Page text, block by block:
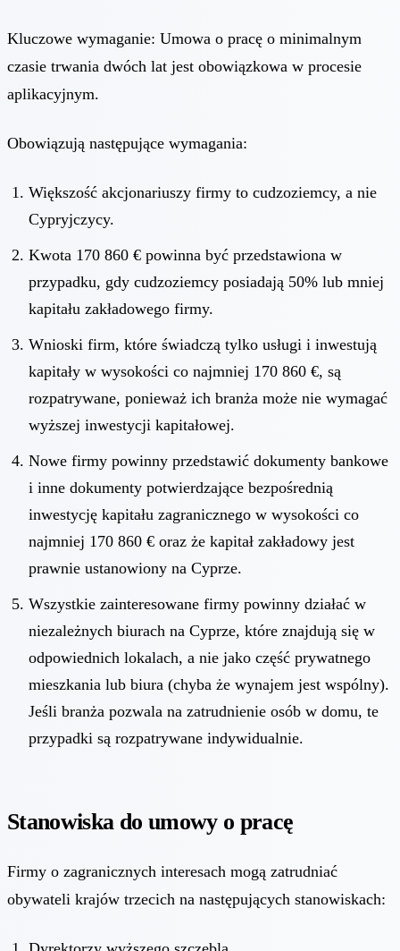
Kluczowe wymaganie: Umowa o pracę o minimalnym
czasie trwania dwóch lat jest obowiązkowa w procesie
aplikacyjnym.
Obowiązują następujące wymagania:
Większość akcjonariuszy firmy to cudzoziemcy, a nie
Cypryjczycy.
Kwota 170 860 € powinna być przedstawiona w
przypadku, gdy cudzoziemcy posiadają 50% lub mniej
kapitału zakładowego firmy.
Wnioski firm, które świadczą tylko usługi i inwestują
kapitały w wysokości co najmniej 170 860 €, są
rozpatrywane, ponieważ ich branża może nie wymagać
wyższej inwestycji kapitałowej.
Nowe firmy powinny przedstawić dokumenty bankowe
i inne dokumenty potwierdzające bezpośrednią
inwestycję kapitału zagranicznego w wysokości co
najmniej 170 860 € oraz że kapitał zakładowy jest
prawnie ustanowiony na Cyprze.
Wszystkie zainteresowane firmy powinny działać w
niezależnych biurach na Cyprze, które znajdują się w
odpowiednich lokalach, a nie jako część prywatnego
mieszkania lub biura (chyba że wynajem jest wspólny).
Jeśli branża pozwala na zatrudnienie osób w domu, te
przypadki są rozpatrywane indywidualnie.
Stanowiska do umowy o pracę
Firmy o zagranicznych interesach mogą zatrudniać
obywateli krajów trzecich na następujących stanowiskach: